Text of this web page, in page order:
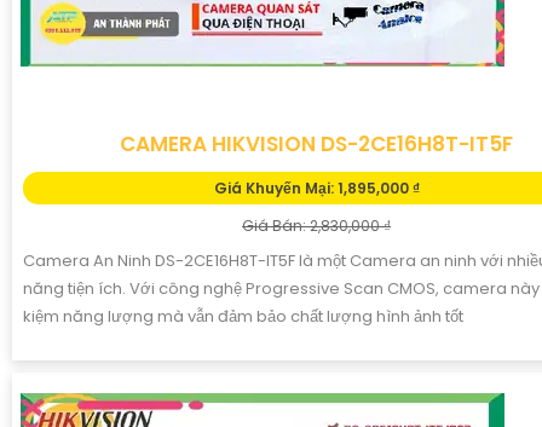
CAMERA HIKVISION DS-2CE16H8T-IT5F
Giá Khuyến Mại: 1,895,000 ₫
Giá Bán: 2,830,000 ₫
Camera An Ninh DS-2CE16H8T-IT5F là một Camera an ninh với
năng tiện ích. Với công nghệ Progressive Scan CMOS, camera
kiệm năng lượng mà vẫn đảm bảo chất lượng hình ảnh tốt